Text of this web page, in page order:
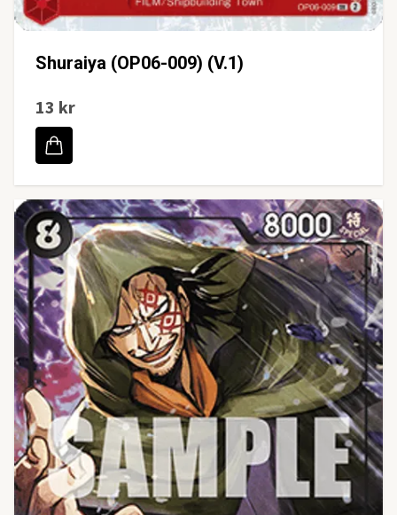
Shuraiya (OP06-009) (V.1)
13 kr